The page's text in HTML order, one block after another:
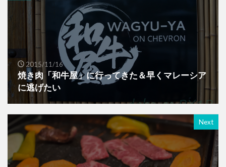
2015/11/16
焼き肉「和牛屋」に行ってきた＆早くマレーシア
に逃げたい
Next